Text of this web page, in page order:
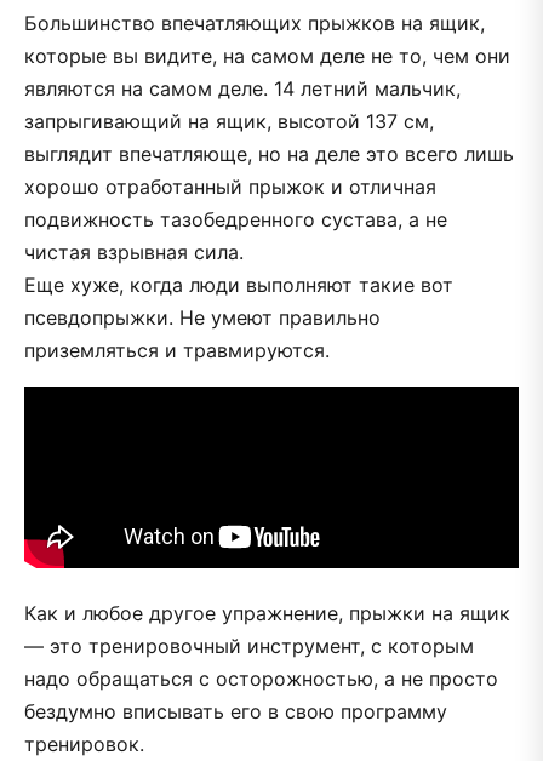
Большинство впечатляющих прыжков на ящик,
которые вы видите, на самом деле не то, чем они
являются на самом деле. 14 летний мальчик,
запрыгивающий на ящик, высотой 137 см,
выглядит впечатляюще, но на деле это всего лишь
хорошо отработанный прыжок и отличная
подвижность тазобедренного сустава, а не
чистая взрывная сила.
Еще хуже, когда люди выполняют такие вот
псевдопрыжки. Не умеют правильно
приземляться и травмируются.
Как и любое другое упражнение, прыжки на ящик
— это тренировочный инструмент, с которым
надо обращаться с осторожностью, а не просто
бездумно вписывать его в свою программу
тренировок.